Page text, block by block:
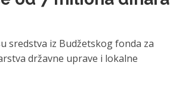
sredstva iz Budžetskog fonda za
državne uprave i lokalne